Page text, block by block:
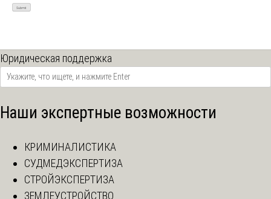
Юридическая поддержка
Наши экспертные возможности
КРИМИНАЛИСТИКА
СУДМЕДЭКСПЕРТИЗА
СТРОЙЭКСПЕРТИЗА
ЗЕМЛЕУСТРОЙСТВО